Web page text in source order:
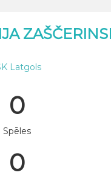
Latgols
0
Spēles
0